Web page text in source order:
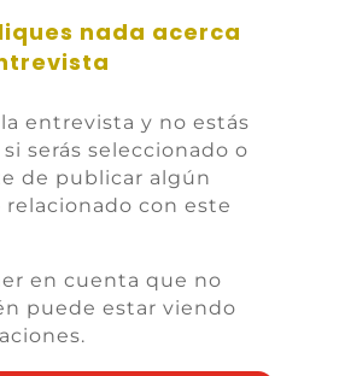
nada acerca
la entrevista y no estás
serás seleccionado o
de publicar algún
con este
en cuenta que no
puede estar viendo